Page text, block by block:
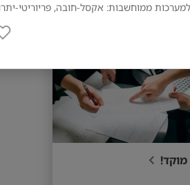
למערכות ממוחשבות: אקסל-חובה, פריוריטי-